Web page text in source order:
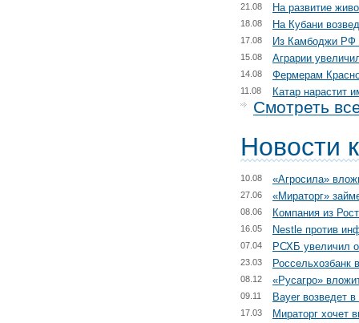
На развитие
21.08
На Кубани
18.08
Из Камбоджи РФ
17.08
Аграрии
15.08
Фермерам
14.08
Катар нарастит
11.08
Смотреть
Новости
«Агросила»
10.08
«Мираторг»
27.06
Компания из
08.06
Nestle против
16.05
РСХБ увеличил
07.04
Россельхозбанк
23.03
«Русагро»
08.12
Bayer возведет
09.11
Мираторг хочет
17.03